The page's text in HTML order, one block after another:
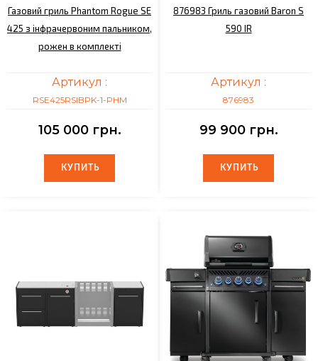
Газовий гриль Phantom Rogue SE
425 з інфрачервоним пальником,
рожен в комплекті
Артикул :
RSE425RSIBPK-1-PHM
105 000 грн.
КУПИТЬ
КУПИТЬ
876983 Гриль газовий Baron S
590 IR
Артикул :
876983
99 900 грн.
КУПИТЬ
КУПИТЬ